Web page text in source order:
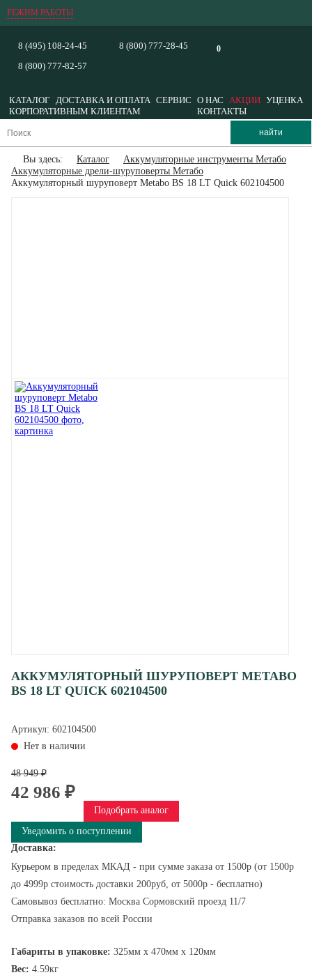
РЕЖИМ РАБОТЫ
0
8 (495) 108-24-45
8 (800) 777-82-57
8 (800) 777-28-45
КАТАЛОГ ДОСТАВКА И ОПЛАТА СЕРВИС О НАС АКЦИИ УЦЕНКА
КОРПОРАТИВНЫМ КЛИЕНТАМ
КОНТАКТЫ
Вы здесь: Каталог
Аккумуляторные инструменты Метабо
Аккумуляторные дрели-шуруповерты Метабо
Аккумуляторный шуруповерт Metabo BS 18 LT Quick 602104500
АККУМУЛЯТОРНЫЙ ШУРУПОВЕРТ METABO
BS 18 LT QUICK 602104500
Артикул: 602104500
Нет в наличии
48 949 ₽
42 986 ₽
Подобрать аналог
Уведомить о поступлении
Доставка:
Курьером в пределах МКАД - при сумме заказа от 1500р (от 1500р
до 4999р стоимость доставки 200руб, от 5000р - бесплатно)
Самовывоз бесплатно: Москва Сормовский проезд 11/7
Отправка заказов по всей России
Габариты в упаковке: 325мм x 470мм x 120мм
Вес: 4.59кг